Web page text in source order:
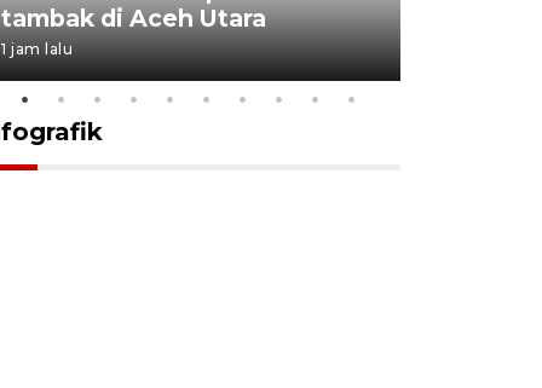
tambak di Aceh Utara
1 jam lalu